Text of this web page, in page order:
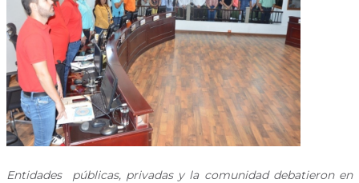
Entidades
públicas, privadas y la comunidad debatieron en